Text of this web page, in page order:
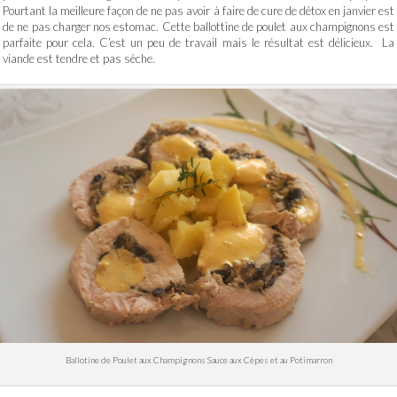
Pourtant la meilleure façon de ne pas avoir à faire de cure de détox en janvier est
de ne pas charger nos estomac. Cette ballottine de poulet aux champignons est
parfaite pour cela. C’est un peu de travail mais le résultat est délicieux. La
viande est tendre et pas sèche.
Ballotine de Poulet aux Champignons Sauce aux Cèpes et au Potimarron